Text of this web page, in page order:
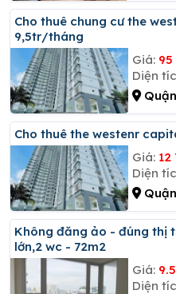
Cho thuê chung cư the westenr capital q6. giá
9,5tr/tháng
Giá:
Diện
Quận
Cho thuê the westenr
Giá:
Diện
Quận
Không đăng ảo - đúng thị trường - căn 2 phòng ngủ
lớn,2 wc - 72m2
Giá:
Diện